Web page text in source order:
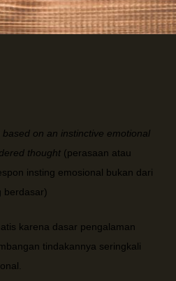
on an instinctive emotional
thought (perasaan atau
insting emosional bukan dari
berdasar)
karena dasar pengalaman
tindakannya seringkali